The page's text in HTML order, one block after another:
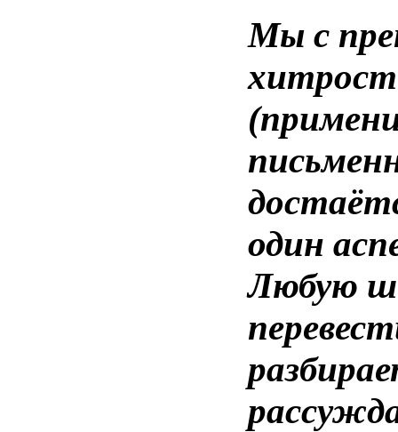
Мы с
один
Любую